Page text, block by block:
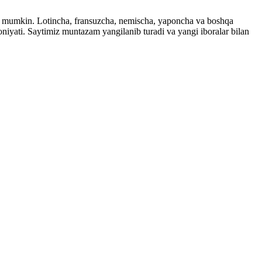
Lotincha, fransuzcha, nemischa, yaponcha va boshqa
Saytimiz muntazam yangilanib turadi va yangi iboralar bilan